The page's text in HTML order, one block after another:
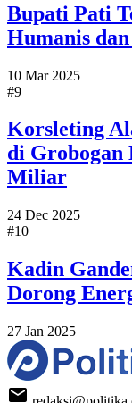
Bupati Pati
Humanis
10 Mar 2025
#9
Korsleting
di Grobogan
Miliar
24 Dec 2025
#10
Kadin
Dorong
27 Jan 2025